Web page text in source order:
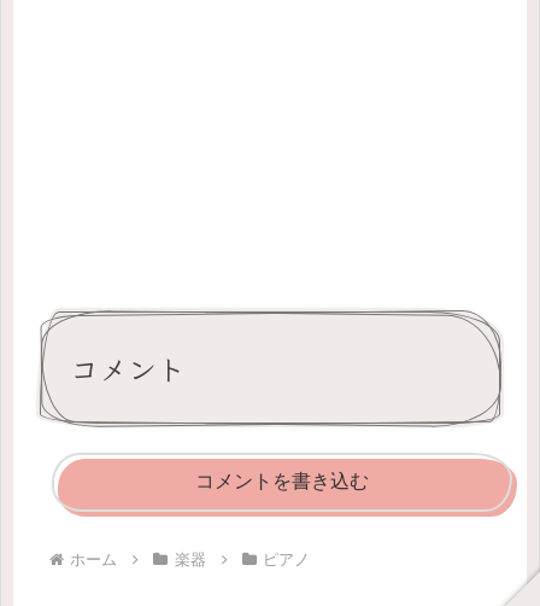
コメント
コメントを書き込む
ホーム 楽器 ピアノ